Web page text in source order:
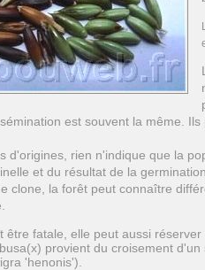
est souvent la même.
d'origines, rien n'indique que la
et du résultat de la
clone, la forêt peut connaître
être fatale, elle peut aussi
provient du croisement
'henonis').